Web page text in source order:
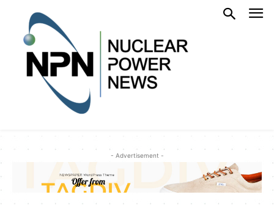
- Advertisement -